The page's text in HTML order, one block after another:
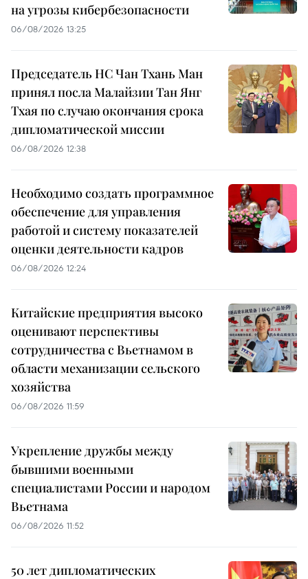
на угрозы кибербезопасности
06/08/2026 13:25
Председатель НС Чан Тхань Ман
принял посла Малайзии Тан Янг
Тхая по случаю окончания срока
дипломатической миссии
06/08/2026 12:38
Необходимо создать программное
обеспечение для управления
работой и систему показателей
оценки деятельности кадров
06/08/2026 12:24
Китайские предприятия высоко
оценивают перспективы
сотрудничества с Вьетнамом в
области механизации сельского
хозяйства
06/08/2026 11:59
Укрепление дружбы между
бывшими военными
специалистами России и народом
Вьетнама
06/08/2026 11:52
50 лет дипломатических